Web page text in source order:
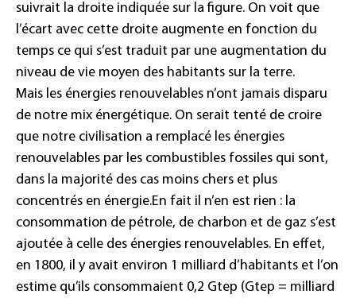
suivrait la droite indiquée sur la figure. On voit que
l’écart avec cette droite augmente en fonction du
temps ce qui s’est traduit par une augmentation du
niveau de vie moyen des habitants sur la terre.
Mais les énergies renouvelables n’ont jamais disparu
de notre mix énergétique. On serait tenté de croire
que notre civilisation a remplacé les énergies
renouvelables par les combustibles fossiles qui sont,
dans la majorité des cas moins chers et plus
concentrés en énergie.En fait il n’en est rien : la
consommation de pétrole, de charbon et de gaz s’est
ajoutée à celle des énergies renouvelables. En effet,
en 1800, il y avait environ 1 milliard d’habitants et l’on
estime qu’ils consommaient 0,2 Gtep (Gtep = milliard